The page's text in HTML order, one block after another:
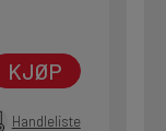
KJØP
Handleliste